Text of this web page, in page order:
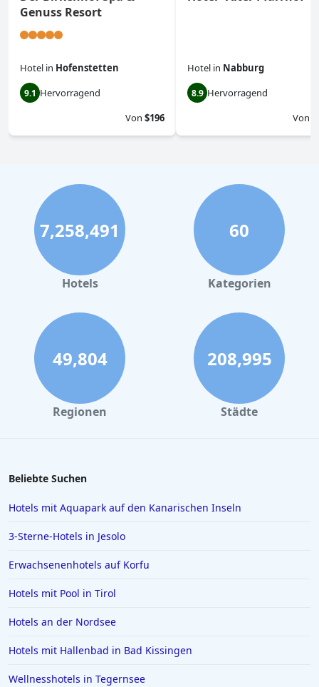
Genuss Resort
Hotel in Hofenstetten
9.1 Hervorragend
Von $196
Hotel in Nabburg
8.9 Hervorragend
Von
7,258,491
Hotels
60
Kategorien
49,804
Regionen
208,995
Städte
Beliebte Suchen
Hotels mit Aquapark auf den Kanarischen Inseln
3-Sterne-Hotels in Jesolo
Erwachsenenhotels auf Korfu
Hotels mit Pool in Tirol
Hotels an der Nordsee
Hotels mit Hallenbad in Bad Kissingen
Wellnesshotels in Tegernsee